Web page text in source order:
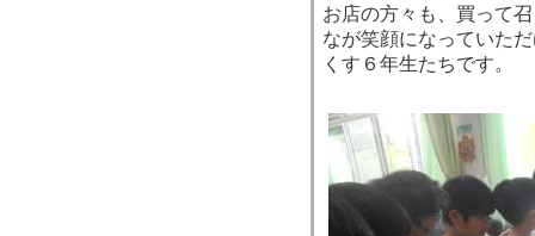
お店の方々も、買って
なが笑顔になっていた
くす６年生たちです。